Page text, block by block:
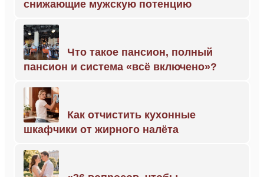
снижающие мужскую потенцию
Что такое пансион, полный
пансион и система «всё включено»?
Как отчистить кухонные
шкафчики от жирного налёта